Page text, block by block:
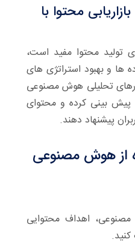
محتوا با
تولید محتوا مفید است،
ها و بهبود استراتژی های
تحلیلی هوش مصنوعی
پیش بینی کرده و محتوای
پیشنهاد دهند.
از هوش مصنوعی
اهداف محتوایی